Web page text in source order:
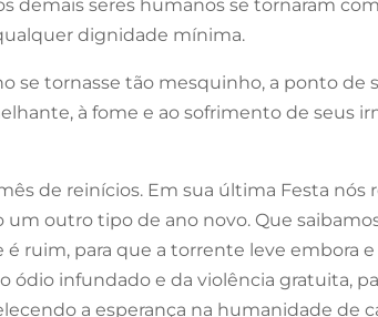
demais seres humanos se tornaram
dignidade mínima.
se tornasse tão mesquinho, a ponto
à fome e ao sofrimento de seus
de reinícios. Em sua última Festa
um outro tipo de ano novo. Que
ruim, para que a torrente leve embora
ódio infundado e da violência gratuita,
a esperança na humanidade de